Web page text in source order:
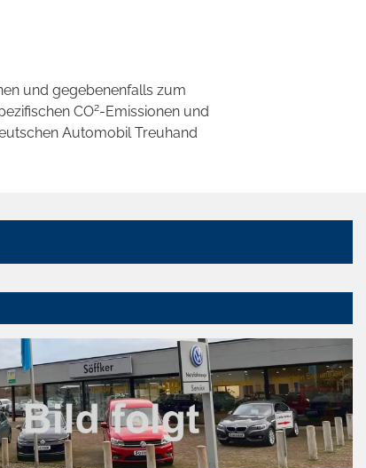
und gegebenenfalls zum
CO2-Emissionen und
Automobil Treuhand